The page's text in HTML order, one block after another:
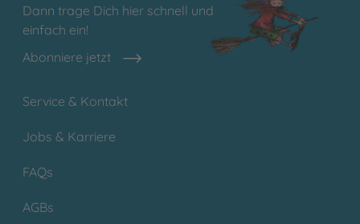
Dann trage Dich hier schnell und
einfach ein!
Abonniere jetzt
Service & Kontakt
Jobs & Karriere
FAQs
AGBs